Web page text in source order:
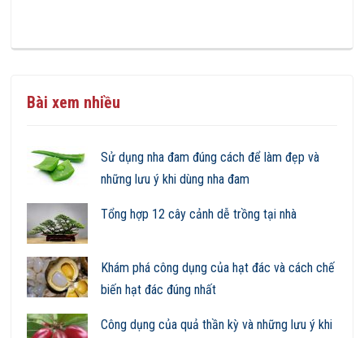
Bài xem nhiều
Sử dụng nha đam đúng cách để làm đẹp và
những lưu ý khi dùng nha đam
Tổng hợp 12 cây cảnh dễ trồng tại nhà
Khám phá công dụng của hạt đác và cách chế
biến hạt đác đúng nhất
Công dụng của quả thần kỳ và những lưu ý khi